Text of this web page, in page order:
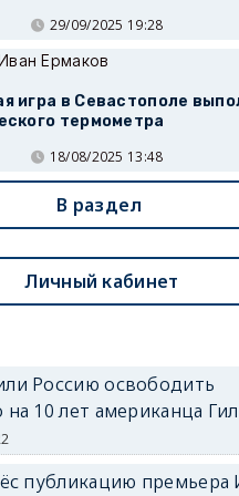
29/09/2025 19:28
Ермаков
игра в Севастополе
термометра
18/08/2025 13:48
В раздел
Личный кабинет
Россию освободить
10 лет американца
публикацию